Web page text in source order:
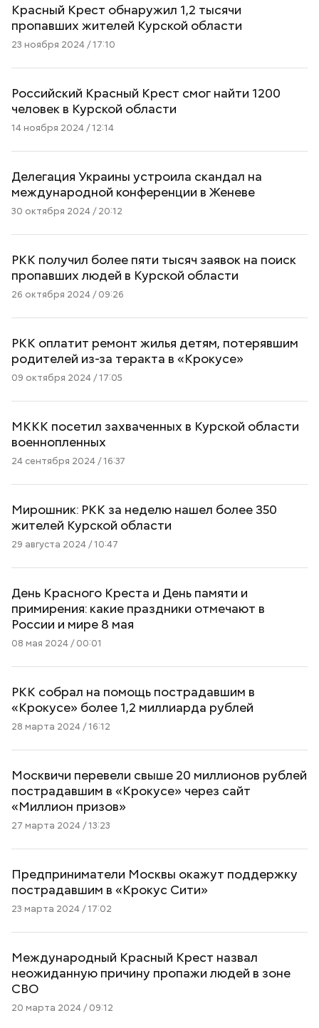
Красный Крест обнаружил 1,2 тысячи
пропавших жителей Курской области
23 ноября 2024 / 17:10
Российский Красный Крест смог найти 1200
человек в Курской области
14 ноября 2024 / 12:14
Делегация Украины устроила скандал на
международной конференции в Женеве
30 октября 2024 / 20:12
РКК получил более пяти тысяч заявок на поиск
пропавших людей в Курской области
26 октября 2024 / 09:26
РКК оплатит ремонт жилья детям, потерявшим
родителей из-за теракта в «Крокусе»
09 октября 2024 / 17:05
МККК посетил захваченных в Курской области
военнопленных
24 сентября 2024 / 16:37
Мирошник: РКК за неделю нашел более 350
жителей Курской области
29 августа 2024 / 10:47
День Красного Креста и День памяти и
примирения: какие праздники отмечают в
России и мире 8 мая
08 мая 2024 / 00:01
РКК собрал на помощь пострадавшим в
«Крокусе» более 1,2 миллиарда рублей
28 марта 2024 / 16:12
Москвичи перевели свыше 20 миллионов рублей
пострадавшим в «Крокусе» через сайт
«Миллион призов»
27 марта 2024 / 13:23
Предприниматели Москвы окажут поддержку
пострадавшим в «Крокус Сити»
23 марта 2024 / 17:02
Международный Красный Крест назвал
неожиданную причину пропажи людей в зоне
СВО
20 марта 2024 / 09:12